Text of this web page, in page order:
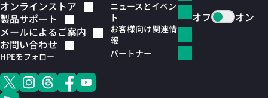
オンラインストア
製品サポート
メールによるご案内
お問い合わせ
HPEをフォロー
ニュースとイベン
ト
お客様向け関連情
報
パートナー
オフ
オン